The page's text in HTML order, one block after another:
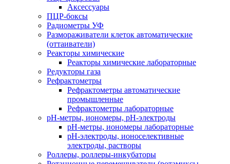
Аксессуары
ПЦР-боксы
Радиометры УФ
Размораживатели клеток автоматические
(оттаиватели)
Реакторы химические
Реакторы химические лабораторные
Редукторы газа
Рефрактометры
Рефрактометры автоматические
промышленные
Рефрактометры лабораторные
рН-метры, иономеры, рН-электроды
рН-метры, иономеры лабораторные
рН-электроды, ионоселективные
электроды, растворы
Роллеры, роллеры-инкубаторы